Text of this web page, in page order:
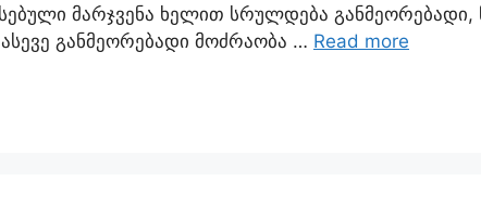
მარჯვენა ხელით სრულდება
განმეორებადი მოძრაობა … Read more